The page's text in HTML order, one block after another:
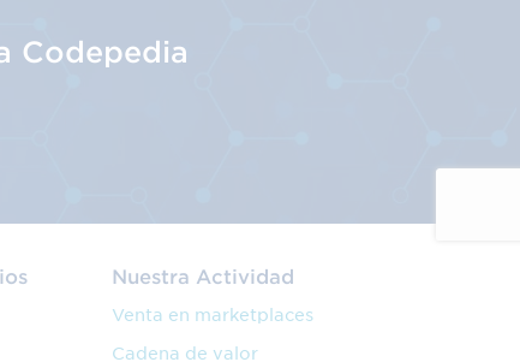
Codepedia
Nuestra Actividad
Venta en marketplaces
Cadena de valor